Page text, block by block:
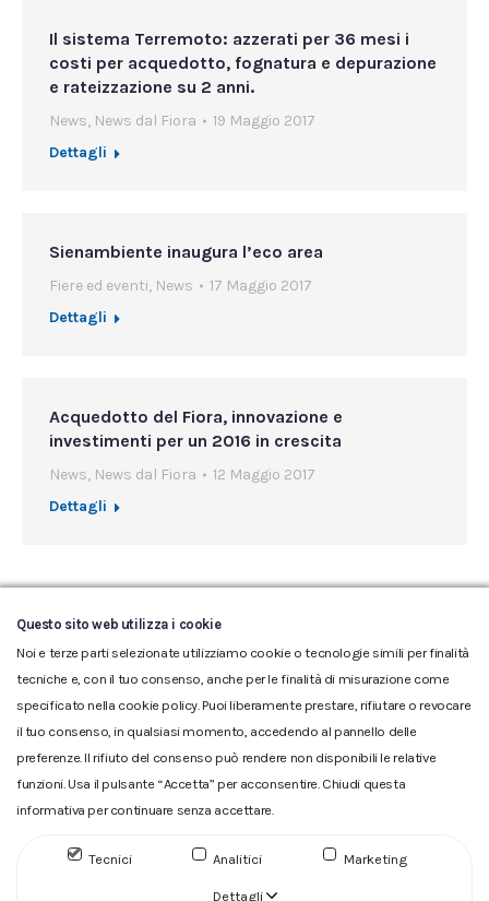
Il sistema Terremoto: azzerati per 36 mesi i
costi per acquedotto, fognatura e depurazione
e rateizzazione su 2 anni.
News, News dal Fiora
19 Maggio 2017
Dettagli
Sienambiente inaugura l’eco area
Fiere ed eventi, News
17 Maggio 2017
Dettagli
Acquedotto del Fiora, innovazione e
investimenti per un 2016 in crescita
News, News dal Fiora
12 Maggio 2017
Dettagli
… 83
Glossario|Privacy|Cookie|Reclamo
fiscale 00304790538 (P.IVA) già iscritta al n.10.029 - Capitale
Questo sito web utilizza i cookie
Noi e terze parti selezionate utilizziamo cookie o tecnologie simili per finalità
tecniche e, con il tuo consenso, anche per le finalità di misurazione come
specificato nella cookie policy. Puoi liberamente prestare, rifiutare o revocare
il tuo consenso, in qualsiasi momento, accedendo al pannello delle
preferenze. Il rifiuto del consenso può rendere non disponibili le relative
funzioni. Usa il pulsante “Accetta” per acconsentire. Chiudi questa
informativa per continuare senza accettare.
Tecnici Analitici Marketing
Dettagli